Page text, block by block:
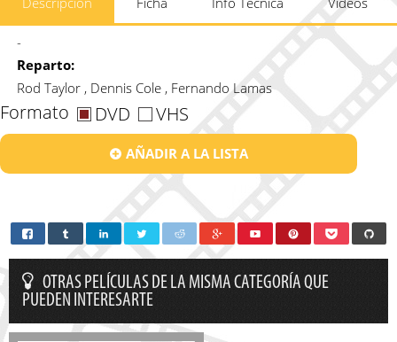
-
Reparto:
Rod Taylor , Dennis Cole , Fernando Lamas
Formato DVD VHS
AÑADIR A LA LISTA
OTRAS PELÍCULAS DE LA MISMA CATEGORÍA QUE
PUEDEN INTERESARTE